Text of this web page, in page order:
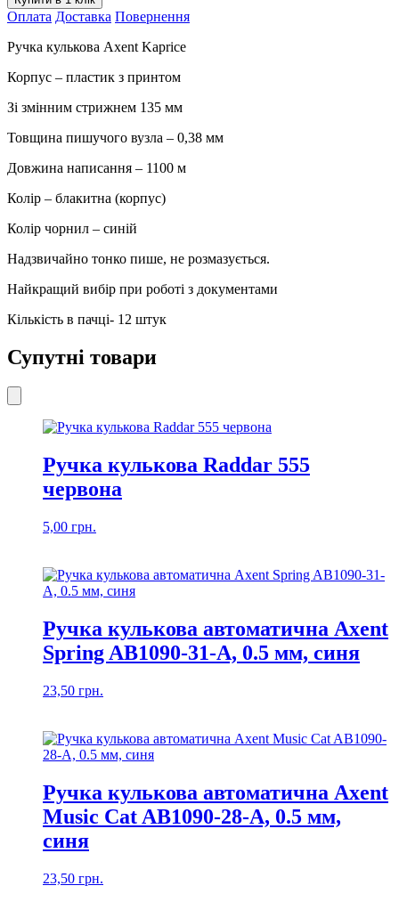
02-
A,
мм,
синя
кількість
Оплата Доставка Повернення
Ручка кулькова Axent Kaprice
Корпус – пластик з принтом
Зі змінним стрижнем 135 мм
Товщина пишучого вузла – 0,38 мм
Довжина написання – 1100 м
Колір – блакитна (корпус)
Колір чорнил – синій
Надзвичайно тонко пише, не розмазується.
Найкращий вибір при роботі з документами
Кількість в пачці- 12 штук
Супутні товари
Ручка кулькова Raddar 555
червона
5,00 грн.
Ручка кулькова автоматична Axent
Spring AB1090-31-A, 0.5 мм, синя
23,50 грн.
Ручка кулькова автоматична Axent
Music Cat AB1090-28-A, 0.5 мм,
синя
23,50 грн.